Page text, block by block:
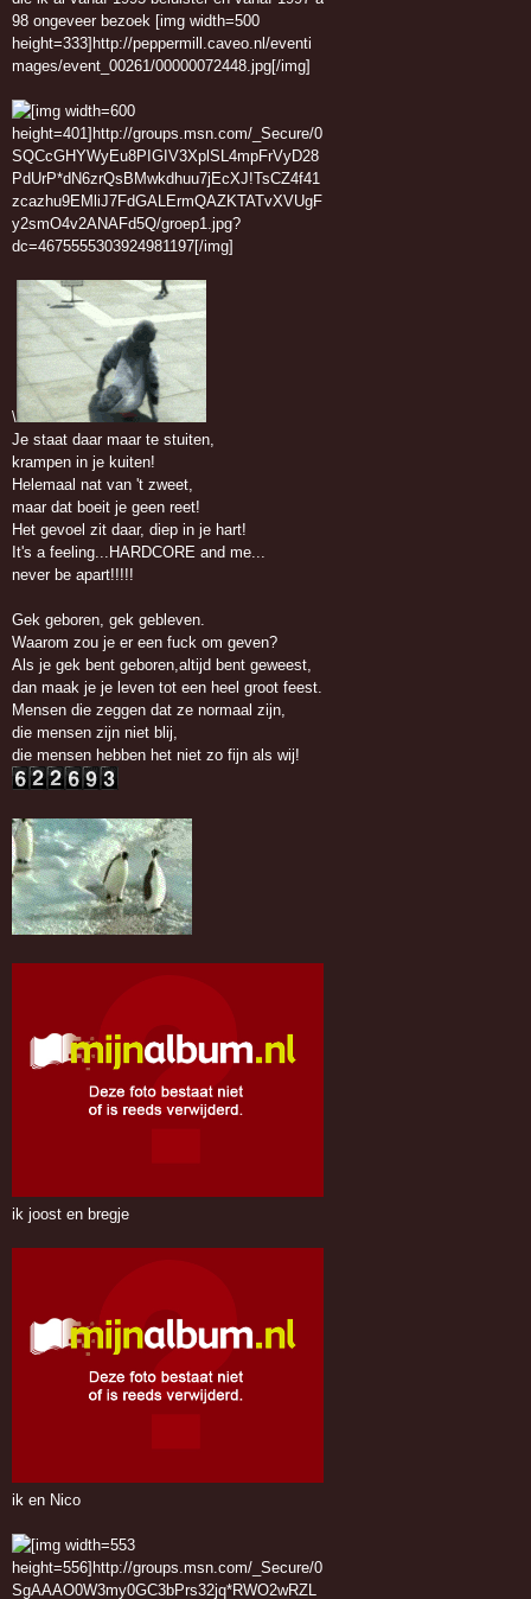
\
Je staat daar maar te stuiten,
krampen in je kuiten!
Helemaal nat van 't zweet,
maar dat boeit je geen reet!
Het gevoel zit daar, diep in je hart!
It's a feeling...HARDCORE and me...
never be apart!!!!!
Gek geboren, gek gebleven.
Waarom zou je er een fuck om geven?
Als je gek bent geboren,altijd bent geweest,
dan maak je je leven tot een heel groot feest.
Mensen die zeggen dat ze normaal zijn,
die mensen zijn niet blij,
die mensen hebben het niet zo fijn als wij!
ik joost en bregje
ik en Nico